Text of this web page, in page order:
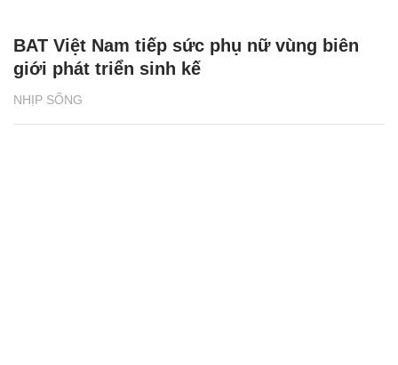
NHỊP SỐNG
BAT Việt Nam tiếp sức phụ nữ vùng biên
giới phát triển sinh kế